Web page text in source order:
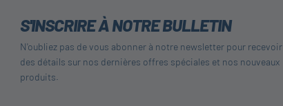
S'INSCRIRE À NOTRE BULLETIN
N'oubliez pas de vous abonner à notre newsletter pour recevoir
des détails sur nos dernières offres spéciales et nos nouveaux
produits.